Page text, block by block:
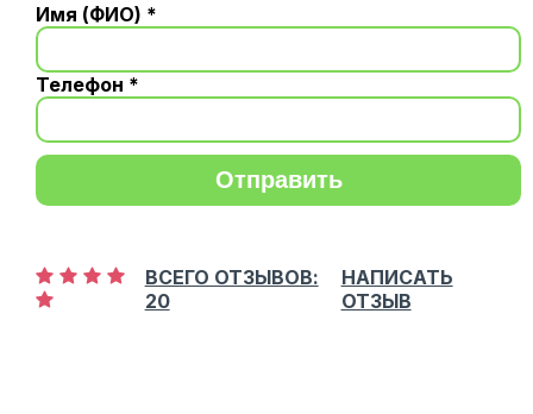
Имя (ФИО) *
Телефон *
Отправить
ВСЕГО ОТЗЫВОВ:
20
НАПИСАТЬ
ОТЗЫВ